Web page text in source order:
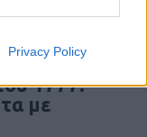
Privacy Policy
1777:
με